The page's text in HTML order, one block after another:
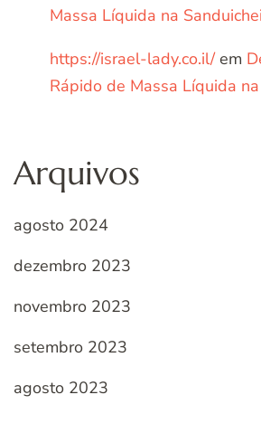
Massa Líquida na
https://israel-lady.co.il/em
Rápido de Massa Líquida
Arquivos
agosto 2024
dezembro 2023
novembro 2023
setembro 2023
agosto 2023